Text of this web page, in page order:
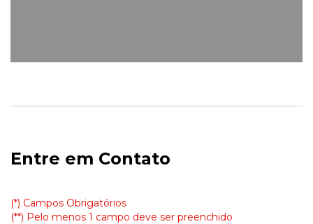
Entre em Contato
(*) Campos Obrigatórios
(**) Pelo menos 1 campo deve ser preenchido